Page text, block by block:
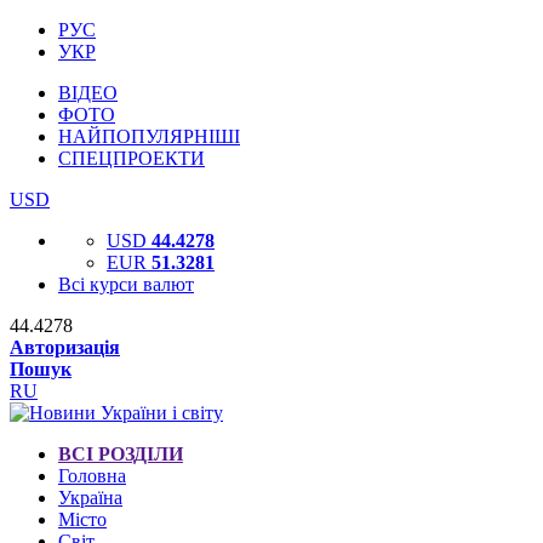
РУС
УКР
ВІДЕО
ФОТО
НАЙПОПУЛЯРНІШІ
СПЕЦПРОЕКТИ
USD
USD 44.4278
EUR 51.3281
Всі курси валют
44.4278
Авторизація
Пошук
RU
ВСІ РОЗДІЛИ
Головна
Україна
Місто